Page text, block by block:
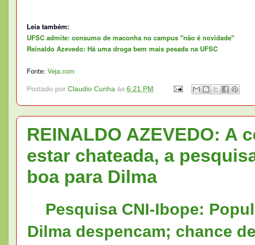
Leia também:
UFSC admite: consumo de maconha no campus "não é novidade"
Reinaldo Azevedo: Há uma droga bem mais pesada na UFSC
Fonte: Veja.com
Postado por Claudio Cunha às 6:21 PM
REINALDO AZEVEDO: A
estar chateada, a
boa para Dilma
Pesquisa CNI-Ibope:
Dilma despencam; chance